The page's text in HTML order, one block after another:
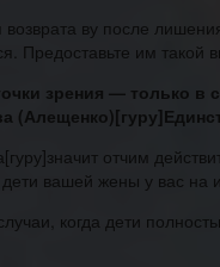
ву после
Предоставьте им
зрения — только
отчим
вашей жены у вас на
когда дети